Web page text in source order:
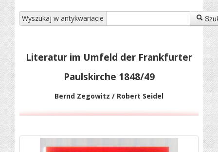
Wyszukaj w antykwariacie
Literatur im Umfeld der Frankfurter
Paulskirche 1848/49
Bernd Zegowitz / Robert Seidel